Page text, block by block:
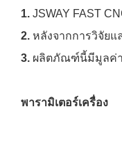
1. JSWAY FAST
2. หลังจากการวิจัยแ
3. ผลิตภัณฑ์นี้มีมูลค่า
พารามิเตอร์เครื่อง